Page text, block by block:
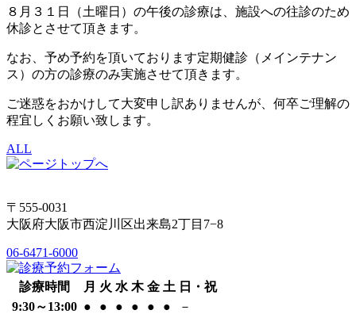
８月３１日（土曜日）の午後の診療は、施設への往診のため
休診とさせて頂きます。
なお、予め予約を頂いております定期健診（メインテナン
ス）の方の診療のみ実施させて頂きます。
ご迷惑をおかけして大変申し訳ありませんが、何卒ご理解の
程宜しくお願い致します。
ALL
〒555-0031
大阪府大阪市西淀川区出来島2丁目7−8
06-6471-6000
診療時間 月 火 水 木 金 土 日・祝
9:30～13:00 ● ● ● ● ● ●
－